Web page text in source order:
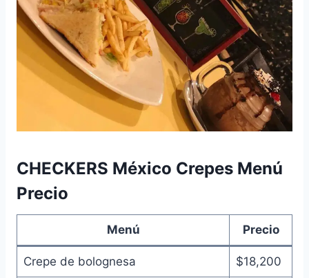
CHECKERS México Crepes Menú
Precio
Menú Precio
Crepe de bolognesa $18,200